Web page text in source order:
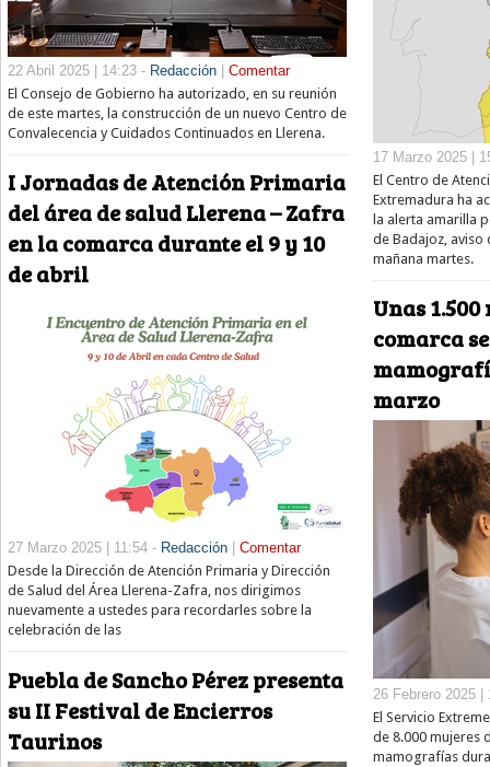
22 Abril 2025 | 14:23 - Redacción| Comentar
El Consejo de Gobierno ha autorizado, en su reunión
de este martes, la construcción de un nuevo Centro de
Convalecencia y Cuidados Continuados en Llerena.
I Jornadas de Atención Primaria
del área de salud Llerena – Zafra
en la comarca durante el 9 y 10
de abril
27 Marzo 2025 | 11:54 - Redacción| Comentar
Desde la Dirección de Atención Primaria y Dirección
de Salud del Área Llerena-Zafra, nos dirigimos
nuevamente a ustedes para recordarles sobre la
celebración de las
Puebla de Sancho Pérez presenta
su II Festival de Encierros
Taurinos
17 Marzo 2025 |
El Centro de
Extremadura ha
la alerta amarilla
de Badajoz, aviso
mañana martes.
Unas
comarca
marzo
26 Febrero 2025
El Servicio
de 8.000 mujeres
mamografías